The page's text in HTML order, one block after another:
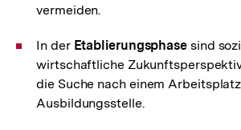
vermeiden.
In der Etablierungsphase sind
wirtschaftliche
die Suche nach einem
Ausbildungsstelle.